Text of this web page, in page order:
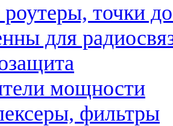
точки
для
мощности
фильтры